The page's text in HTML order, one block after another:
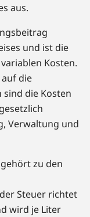
aus.
und ist die
Kosten.
die
die Kosten
Verwaltung und
zu den
Steuer richtet
wird je Liter